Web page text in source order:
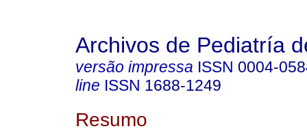
Archivos de Pediatría
versão impressa ISSN 0004-
line ISSN 1688-1249
Resumo